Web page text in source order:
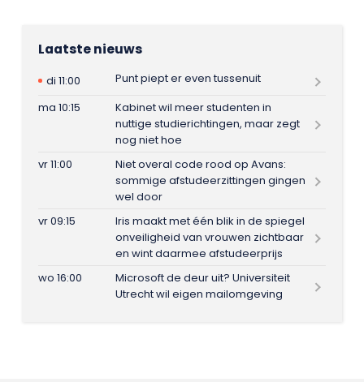
Laatste nieuws
di 11:00
Punt piept er even tussenuit
ma 10:15
Kabinet wil meer studenten in
nuttige studierichtingen, maar zegt
nog niet hoe
vr 11:00
Niet overal code rood op Avans:
sommige afstudeerzittingen gingen
wel door
vr 09:15
Iris maakt met één blik in de spiegel
onveiligheid van vrouwen zichtbaar
en wint daarmee afstudeerprijs
wo 16:00
Microsoft de deur uit? Universiteit
Utrecht wil eigen mailomgeving